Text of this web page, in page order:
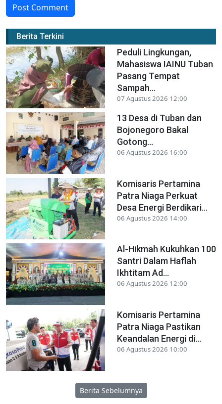
Post Comment
Berita Terkini
Peduli Lingkungan,
Mahasiswa IAINU Tuban
Pasang Tempat
Sampah...
07 Agustus 2026 12:00
13 Desa di Tuban dan
Bojonegoro Bakal
Gotong...
06 Agustus 2026 16:00
Komisaris Pertamina
Patra Niaga Perkuat
Desa Energi Berdikari...
06 Agustus 2026 14:00
Al-Hikmah Kukuhkan 100
Santri Dalam Haflah
Ikhtitam Ad...
06 Agustus 2026 12:00
Komisaris Pertamina
Patra Niaga Pastikan
Keandalan Energi di...
06 Agustus 2026 10:00
Berita Sebelumnya